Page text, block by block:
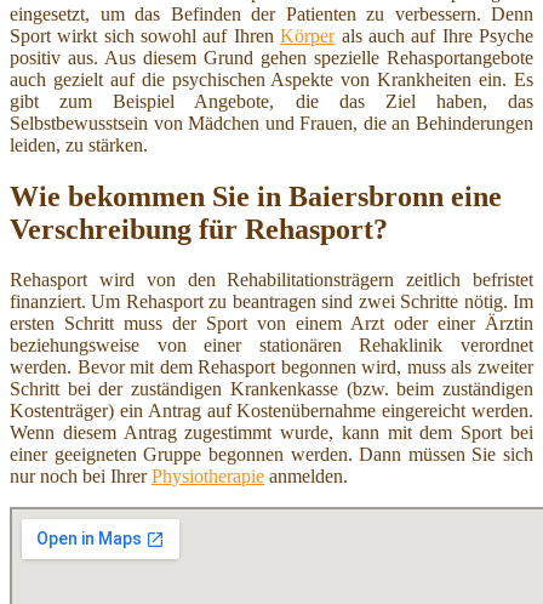
eingesetzt, um das Befinden der Patienten zu verbessern. Denn
Sport wirkt sich sowohl auf IhrenKörperals auch auf Ihre Psyche
positiv aus. Aus diesem Grund gehen spezielle Rehasportangebote
auch gezielt auf die psychischen Aspekte von Krankheiten ein. Es
gibt zum Beispiel Angebote, die das Ziel haben, das
Selbstbewusstsein von Mädchen und Frauen, die an Behinderungen
leiden, zu stärken.
Wie bekommen Sie in Baiersbronn eine
Verschreibung für Rehasport?
Rehasport wird von den Rehabilitationsträgern zeitlich befristet
finanziert. Um Rehasport zu beantragen sind zwei Schritte nötig. Im
ersten Schritt muss der Sport von einem Arzt oder einer Ärztin
beziehungsweise von einer stationären Rehaklinik verordnet
werden. Bevor mit dem Rehasport begonnen wird, muss als zweiter
Schritt bei der zuständigen Krankenkasse (bzw. beim zuständigen
Kostenträger) ein Antrag auf Kostenübernahme eingereicht werden.
Wenn diesem Antrag zugestimmt wurde, kann mit dem Sport bei
einer geeigneten Gruppe begonnen werden. Dann müssen Sie sich
nur noch bei IhrerPhysiotherapie anmelden.